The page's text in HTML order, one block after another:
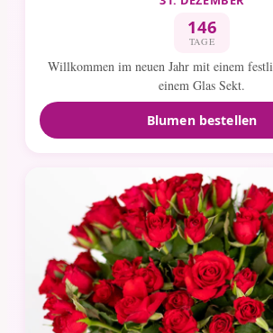
146
TAGE
Willkommen im neuen Jahr mit einem
einem Glas Sekt.
Blumen bestellen